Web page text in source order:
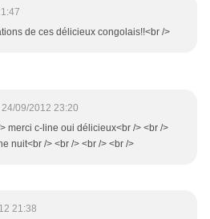
de ces délicieux congolais!!<br />
24/09/2012 23:20
merci c-line oui délicieux<br /> <br />
nuit<br /> <br /> <br /> <br />
21:38